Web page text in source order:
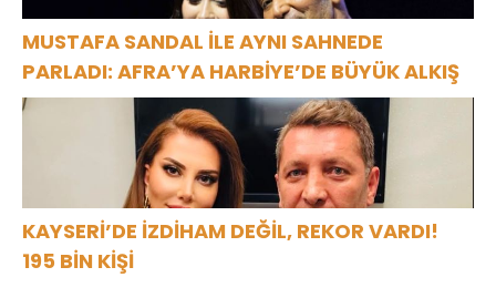
MUSTAFA SANDAL İLE AYNI SAHNEDE
PARLADI: AFRA’YA HARBİYE’DE BÜYÜK ALKIŞ
KAYSERİ’DE İZDİHAM DEĞİL, REKOR VARDI!
195 BİN KİŞİ